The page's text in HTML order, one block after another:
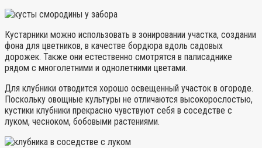
Кустарники можно использовать в зонировании участка, создании
фона для цветников, в качестве бордюра вдоль садовых
дорожек. Также они естественно смотрятся в палисаднике
рядом с многолетними и однолетними цветами.
Для клубники отводится хорошо освещенный участок в огороде.
Поскольку овощные культуры не отличаются высокорослостью,
кустики клубники прекрасно чувствуют себя в соседстве с
луком, чесноком, бобовыми растениями.